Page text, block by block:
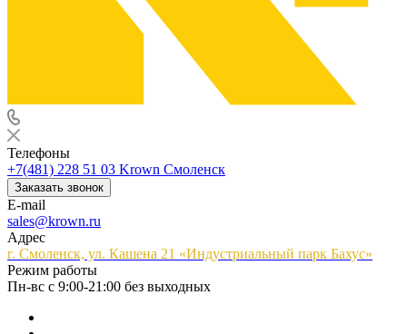
Телефоны
+7(481) 228 51 03 Krown Смоленск
Заказать звонок
E-mail
sales@krown.ru
Адрес
г. Смоленск, ул. Кашена 21 «Индустриальный парк Бахус»
Режим работы
Пн-вс с 9:00-21:00 без выходных